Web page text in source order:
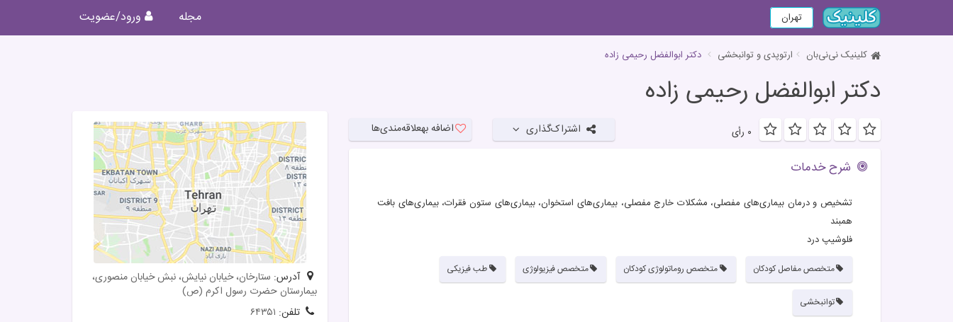
تهران مجله ورود/عضویت
کلینیک نی‌نی‌بان ارتوپدی و توانبخشی دکتر ابوالفضل رحیمی زاده
دکتر ابوالفضل رحیمی زاده
۰ رأی اشتراک‌گذاری اضافه بهعلاقه‌مندی‌ها
شرح خدمات
تشخیص و درمان بیماری‌های مفصلی، مشکلات خارج مفصلی، بیماری‌های استخوان، بیماری‌های ستون فقرات، بیماری‌های بافت
همبند
فلوشیپ درد
متخصص مفاصل کودکان متخصص روماتولوژی کودکان متخصص فیزیولوژی طب فیزیکی
توانبخشی
آدرس: ستارخان، خیابان نیایش، نبش خیابان منصوری،
بیمارستان حضرت رسول اکرم (ص)
تلفن: ۶۴۳۵۱